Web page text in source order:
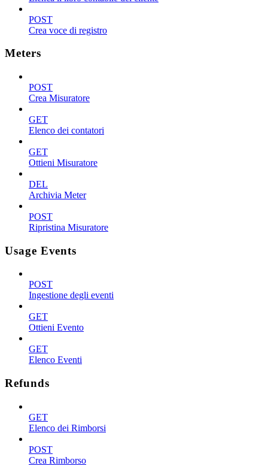
POST
Crea voce di registro
Meters
POST
Crea Misuratore
GET
Elenco dei contatori
GET
Ottieni Misuratore
DEL
Archivia Meter
POST
Ripristina Misuratore
Usage Events
POST
Ingestione degli eventi
GET
Ottieni Evento
GET
Elenco Eventi
Refunds
GET
Elenco dei Rimborsi
POST
Crea Rimborso